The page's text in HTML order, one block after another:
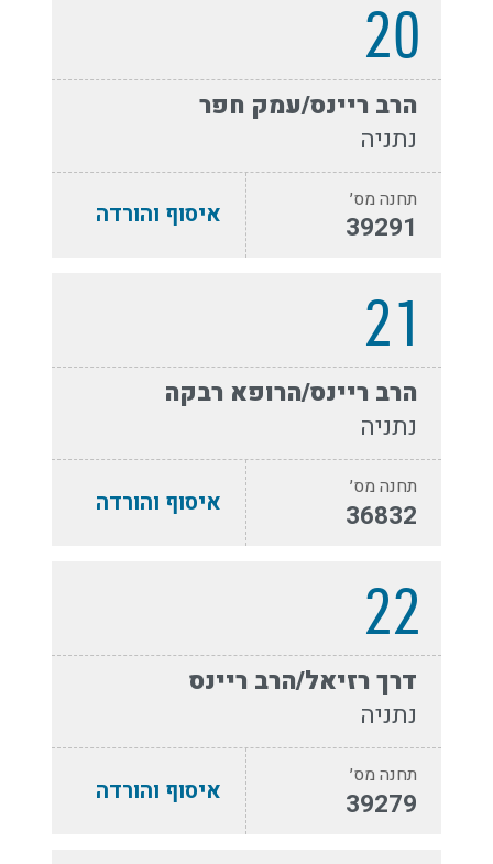
20
הרב ריינס/עמק חפר
נתניה
תחנה מס׳
39291 איסוף והורדה
21
הרב ריינס/הרופא רבקה
נתניה
תחנה מס׳
36832 איסוף והורדה
22
דרך רזיאל/הרב ריינס
נתניה
תחנה מס׳
39279 איסוף והורדה